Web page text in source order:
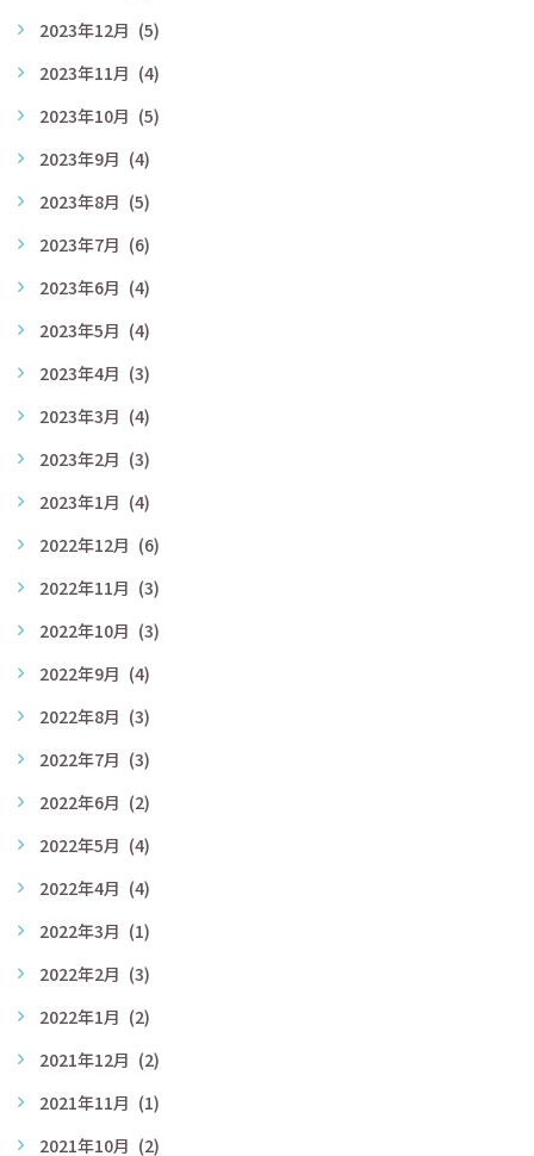
2023年12月 (5)
2023年11月 (4)
2023年10月 (5)
2023年9月 (4)
2023年8月 (5)
2023年7月 (6)
2023年6月 (4)
2023年5月 (4)
2023年4月 (3)
2023年3月 (4)
2023年2月 (3)
2023年1月 (4)
2022年12月 (6)
2022年11月 (3)
2022年10月 (3)
2022年9月 (4)
2022年8月 (3)
2022年7月 (3)
2022年6月 (2)
2022年5月 (4)
2022年4月 (4)
2022年3月 (1)
2022年2月 (3)
2022年1月 (2)
2021年12月 (2)
2021年11月 (1)
2021年10月 (2)